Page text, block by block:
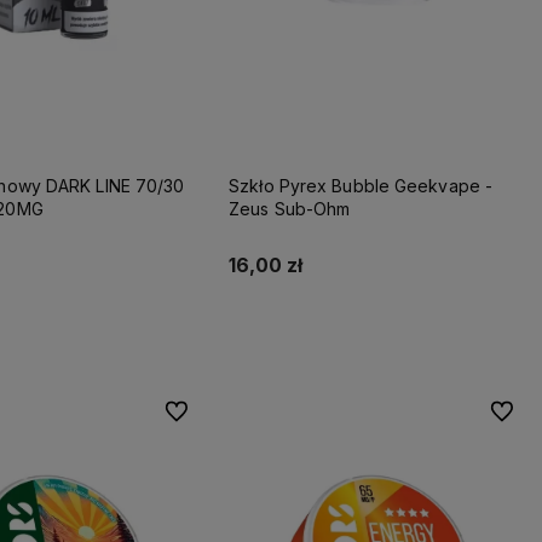
DARK LINE 70/30
Szkło Pyrex Bubble Geekvape -
Zeus Sub-Ohm
16,00 zł
Do ulubionych Do